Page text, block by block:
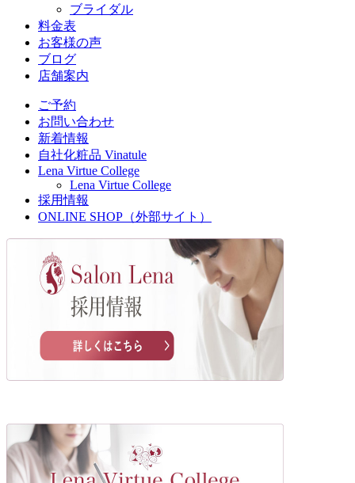
ブライダル
料金表
お客様の声
ブログ
店舗案内
ご予約
お問い合わせ
新着情報
自社化粧品 Vinatule
Lena Virtue College
Lena Virtue College
採用情報
ONLINE SHOP（外部サイト）